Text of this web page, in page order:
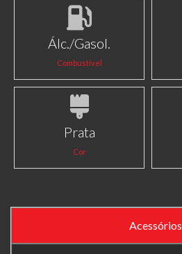
Álc./Gasol.
Combustível
Prata
Cor
Acessórios